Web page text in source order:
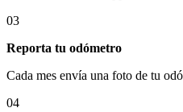
03
Reporta tu odómetro
Cada mes envía una foto de tu
04